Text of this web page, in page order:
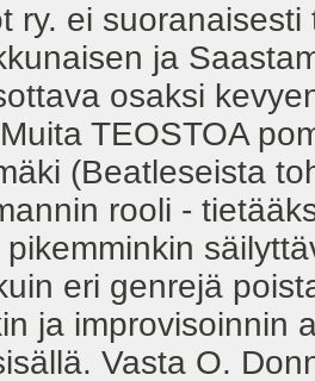
ry. ei
ja
osaksi
TEOSTOA
(Beatleseista
rooli -
eri genrejä
ja improvisoinnin
Vasta O.